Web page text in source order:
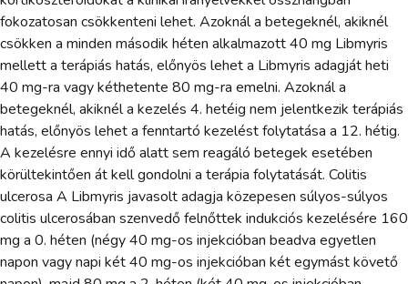
fokozatosan csökkenteni lehet. Azoknál a betegeknél, akiknél
csökken a minden második héten alkalmazott 40 mg Libmyris
mellett a terápiás hatás, előnyös lehet a Libmyris adagját heti
40 mg-ra vagy kéthetente 80 mg-ra emelni. Azoknál a
betegeknél, akiknél a kezelés 4. hetéig nem jelentkezik terápiás
hatás, előnyös lehet a fenntartó kezelést folytatása a 12. hétig.
A kezelésre ennyi idő alatt sem reagáló betegek esetében
körültekintően át kell gondolni a terápia folytatását. Colitis
ulcerosa A Libmyris javasolt adagja közepesen súlyos-súlyos
colitis ulcerosában szenvedő felnőttek indukciós kezelésére 160
mg a 0. héten (négy 40 mg-os injekcióban beadva egyetlen
napon vagy napi két 40 mg-os injekcióban két egymást követő